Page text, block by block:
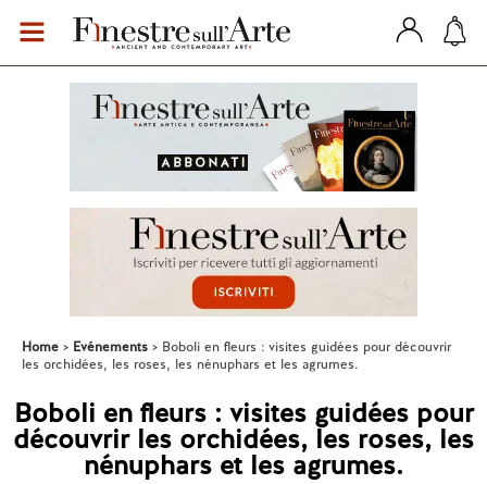
Home Evénements
Boboli en fleurs : visites guidées pour découvrir
les orchidées, les roses, les nénuphars et les agrumes.
Boboli en fleurs : visites guidées pour
découvrir les orchidées, les roses, les
nénuphars et les agrumes.